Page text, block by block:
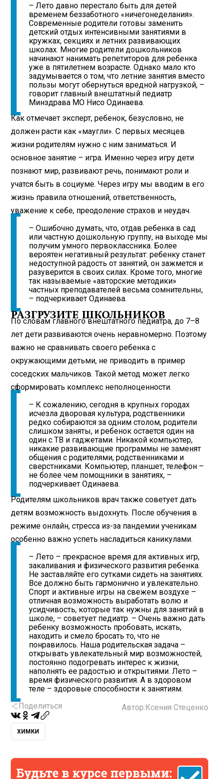
– Лето давно перестало быть для детей
временем беззаботного «ничегонеделания».
Современные родители готовы заменить
детский отдых интенсивными занятиями в
кружках, секциях и летних развивающих
школах. Многие родители дошкольников
начинают нанимать репетиторов для ребенка
уже в пятилетнем возрасте. Однако мало кто
задумывается о том, что летние занятия вместо
пользы могут обернуться вредной нагрузкой, –
говорит главный внештатный педиатр
Минздрава МО Нисо Одинаева.
Как отмечает эксперт, ребенок, безусловно, не
должен расти как «маугли». С первых месяцев
жизни родителям нужно с ним заниматься. И
основное занятие – игра. Именно через игру дети
познают мир, развивают речь, понимают роли и
учатся быть в социуме. Через игру мы вводим в его
жизнь правила отношений, ответственность,
уважение к себе, преодоление страхов и неудач.
– Ошибочно думать, что, отдав ребенка в сад
или частную дошкольную группу, на выходе мы
получим умного первоклассника. Более
вероятен негативный результат: ребенку станет
недоступной радость от занятий, он зажмется и
разуверится в своих силах. Кроме того, многие
так называемые «авторские методики»
частных преподавателей весьма сомнительны,
– подчеркивает Одинаева.
РАЗГРУЗИТЕ ШКОЛЬНИКОВ
По словам главного внештатного педиатра, до 7–8
лет дети развиваются очень неравномерно. Поэтому
важно не сравнивать своего ребенка с
окружающими детьми, не приводить в пример
соседских мальчиков. Такой метод может легко
сформировать комплекс неполноценности.
– К сожалению, сегодня в крупных городах
исчезла дворовая культура, родственники
редко собираются за одним столом, родители
слишком заняты, и ребенок остается один на
один с ТВ и гаджетами. Никакой компьютер,
никакие развивающие программы не заменят
общения с родителями, родственниками и
сверстниками. Компьютер, планшет, телефон –
не более чем помощники в занятиях, –
подчеркивает Одинаева.
Родителям школьников врач также советует дать
детям возможность выдохнуть. После обучения в
режиме онлайн, стресса из-за пандемии ученикам
особенно важно успеть насладиться каникулами.
– Лето – прекрасное время для активных игр,
закаливания и физического развития ребенка.
Не заставляйте его сутками сидеть на занятиях.
Все должно быть гармонично и увлекательно.
Спорт и активные игры на свежем воздухе –
отличная возможность выработать волю и
усидчивость, которые так нужны для занятий в
школе, – советует педиатр. – Очень важно дать
ребенку возможность пробовать, искать,
находить и смело бросать то, что не
понравилось. Наша родительская задача –
открывать увлекательный мир возможностей,
постоянно подогревать интерес к жизни,
наполнять ее радостью и открытиями. Лето –
время физического развития. А в здоровом
теле – здоровые способности к занятиям.
Поделиться
Автор:Ксения Стеценко
ХИМКИ